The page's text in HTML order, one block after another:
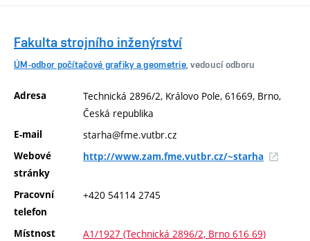
Fakulta strojního inženýrství
ÚM-odbor počítačové grafiky a geometrie, vedoucí odboru
Adresa
Technická 2896/2, Královo Pole, 61669, Brno,
Česká republika
E-mail starha@fme.vutbr.cz
Webové
stránky
http://www.zam.fme.vutbr.cz/~starha
Pracovní
telefon
+420 54114 2745
Místnost A1/1927 (Technická 2896/2, Brno 616 69)